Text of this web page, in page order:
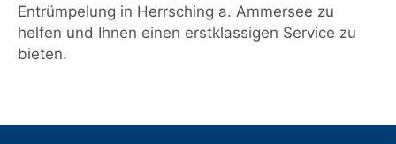
Entrümpelung in Herrsching a. Ammersee zu
helfen und Ihnen einen erstklassigen Service zu
bieten.